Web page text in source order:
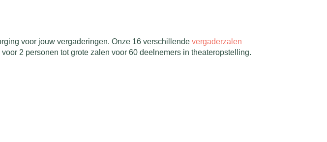
voor jouw vergaderingen. Onze 16 verschillende vergaderzalen
2 personen tot grote zalen voor 60 deelnemers in theateropstelling.